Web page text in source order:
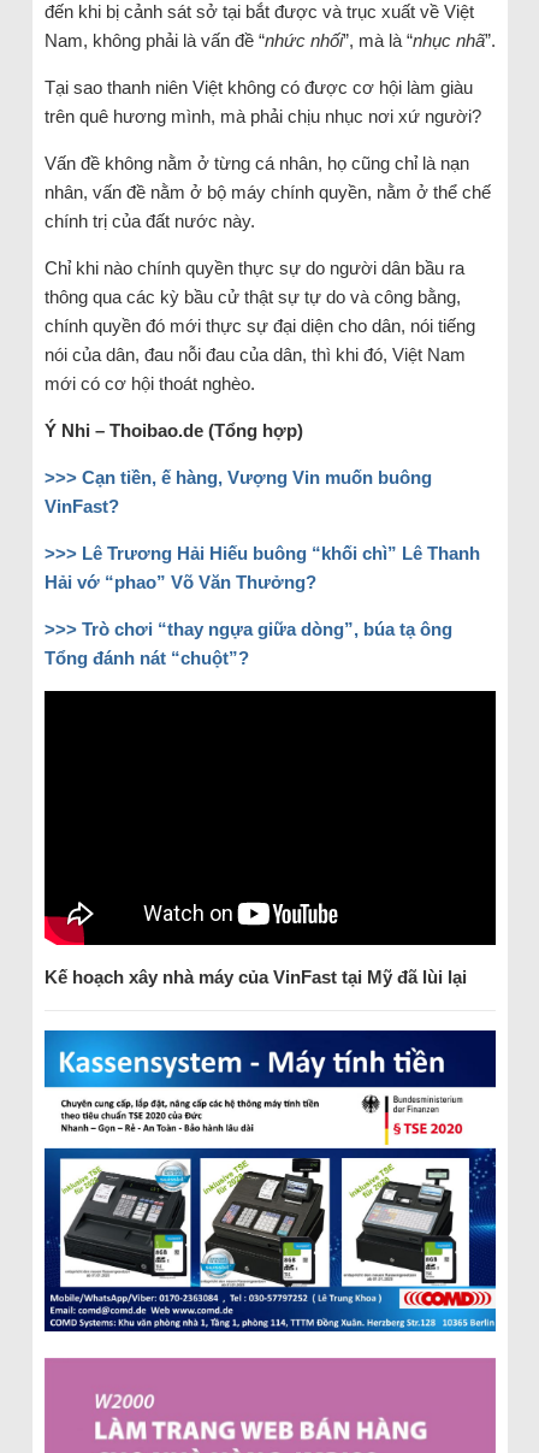
đến khi bị cảnh sát sở tại bắt được và trục xuất về Việt
Nam, không phải là vấn đề “nhức nhối”, mà là “nhục nhã”.
Tại sao thanh niên Việt không có được cơ hội làm giàu
trên quê hương mình, mà phải chịu nhục nơi xứ người?
Vấn đề không nằm ở từng cá nhân, họ cũng chỉ là nạn
nhân, vấn đề nằm ở bộ máy chính quyền, nằm ở thể chế
chính trị của đất nước này.
Chỉ khi nào chính quyền thực sự do người dân bầu ra
thông qua các kỳ bầu cử thật sự tự do và công bằng,
chính quyền đó mới thực sự đại diện cho dân, nói tiếng
nói của dân, đau nỗi đau của dân, thì khi đó, Việt Nam
mới có cơ hội thoát nghèo.
Ý Nhi – Thoibao.de (Tổng hợp)
>>> Cạn tiền, ế hàng, Vượng Vin muốn buông
VinFast?
>>> Lê Trương Hải Hiếu buông “khối chì” Lê Thanh
Hải vớ “phao” Võ Văn Thưởng?
>>> Trò chơi “thay ngựa giữa dòng”, búa tạ ông
Tổng đánh nát “chuột”?
Kế hoạch xây nhà máy của VinFast tại Mỹ đã lùi lại